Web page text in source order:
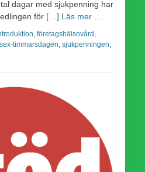
dagar med sjukpenning har
för […] Läs mer …
företagshälsovård
sex-timmarsdagen sjukpenningen